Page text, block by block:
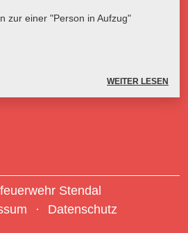
zur einer "Person in Aufzug"
WEITER LESEN
Stendal
Datenschutz